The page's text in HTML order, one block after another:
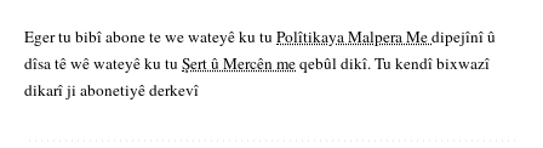
Eger tu bibî abone te we wateyê ku tu Polîtikaya Malpera Medipejînî û
dîsa tê wê wateyê ku tu Şert û Mercên meqebûl dikî. Tu kendî bixwazî
dikarî ji abonetiyê derkevî